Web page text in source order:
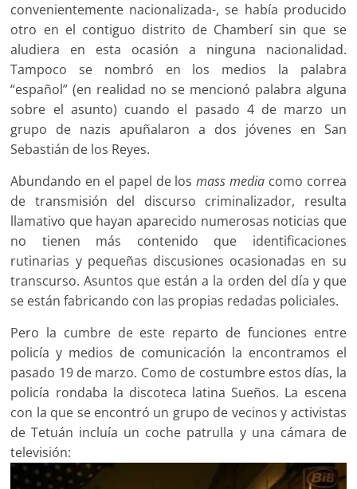
convenientemente nacionalizada-, se había producido
otro en el contiguo distrito de Chamberí sin que se
aludiera en esta ocasión a ninguna nacionalidad.
Tampoco se nombró en los medios la palabra
“español” (en realidad no se mencionó palabra alguna
sobre el asunto) cuando el pasado 4 de marzo un
grupo de nazis apuñalaron a dos jóvenes en San
Sebastián de los Reyes.
Abundando en el papel de losmass mediacomo correa
de transmisión del discurso criminalizador, resulta
llamativo que hayan aparecido numerosas noticias que
no tienen más contenido que identificaciones
rutinarias y pequeñas discusiones ocasionadas en su
transcurso. Asuntos que están a la orden del día y que
se están fabricando con las propias redadas policiales.
Pero la cumbre de este reparto de funciones entre
policía y medios de comunicación la encontramos el
pasado 19 de marzo. Como de costumbre estos días, la
policía rondaba la discoteca latina Sueños. La escena
con la que se encontró un grupo de vecinos y activistas
de Tetuán incluía un coche patrulla y una cámara de
televisión: